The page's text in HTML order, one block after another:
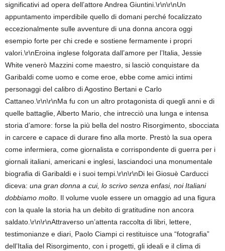
significativi ad opera dell’attore Andrea Giuntini.\r\n\r\nUn
appuntamento imperdibile quello di domani perché focalizzato
eccezionalmente sulle avventure di una donna ancora oggi
esempio forte per chi crede e sostiene fermamente i propri
valori.\r\nEroina inglese folgorata dall’amore per l’Italia, Jessie
White venerò Mazzini come maestro, si lasciò conquistare da
Garibaldi come uomo e come eroe, ebbe come amici intimi
personaggi del calibro di Agostino Bertani e Carlo
Cattaneo.\r\n\r\nMa fu con un altro protagonista di quegli anni e di
quelle battaglie, Alberto Mario, che intrecciò una lunga e intensa
storia d’amore: forse la più bella del nostro Risorgimento, sbocciata
in carcere e capace di durare fino alla morte. Prestò la sua opera
come infermiera, come giornalista e corrispondente di guerra per i
giornali italiani, americani e inglesi, lasciandoci una monumentale
biografia di Garibaldi e i suoi tempi.\r\n\r\nDi lei Giosuè Carducci
diceva: una gran donna a cui, lo scrivo senza enfasi, noi Italiani
dobbiamo molto . Il volume vuole essere un omaggio ad una figura
con la quale la storia ha un debito di gratitudine non ancora
saldato.\r\n\r\nAttraverso un’attenta raccolta di libri, lettere,
testimonianze e diari, Paolo Ciampi ci restituisce una “fotografia”
dell’Italia del Risorgimento, con i progetti, gli ideali e il clima di